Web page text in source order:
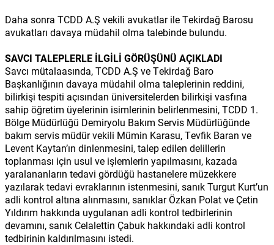
Daha sonra TCDD A.Ş vekili avukatlar ile Tekirdağ Barosu
avukatları davaya müdahil olma talebinde bulundu.
SAVCI TALEPLERLE İLGİLİ GÖRÜŞÜNÜ AÇIKLADI
Savcı mütalaasında, TCDD A.Ş ve Tekirdağ Baro
Başkanlığının davaya müdahil olma taleplerinin reddini,
bilirkişi tespiti açısından üniversitelerden bilirkişi vasfına
sahip öğretim üyelerinin isimlerinin belirlenmesini, TCDD 1.
Bölge Müdürlüğü Demiryolu Bakım Servis Müdürlüğünde
bakım servis müdür vekili Mümin Karasu, Tevfik Baran ve
Levent Kaytan’ın dinlenmesini, talep edilen delillerin
toplanması için usul ve işlemlerin yapılmasını, kazada
yaralananların tedavi gördüğü hastanelere müzekkere
yazılarak tedavi evraklarının istenmesini, sanık Turgut Kurt’un
adli kontrol altına alınmasını, sanıklar Özkan Polat ve Çetin
Yıldırım hakkında uygulanan adli kontrol tedbirlerinin
devamını, sanık Celalettin Çabuk hakkındaki adli kontrol
tedbirinin kaldırılmasını istedi.